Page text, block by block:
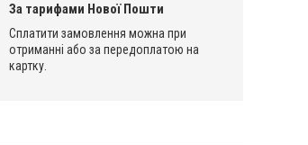
За тарифами Нової Пошти
Сплатити замовлення можна при
отриманні або за передоплатою на
картку.